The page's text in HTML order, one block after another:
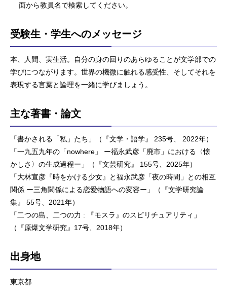
面から教員名で検索してください。
受験生・学生へのメッセージ
本、人間、実生活。自分の身の回りのあらゆることが文学部での
学びにつながります。世界の機微に触れる感受性、そしてそれを
表現する言葉と論理を一緒に学びましょう。
主な著書・論文
「書かされる「私」たち」（『文学・語学』 235号、 2022年）
「一九五九年の「nowhere」 ー福永武彦「廃市」における〈懐
かしさ〉の生成過程ー」（『文芸研究』 155号、2025年）
「大林宣彦『時をかける少女』と福永武彦「夜の時間」との相互
関係 ー三角関係による恋愛物語への変容ー」（『文学研究論
集』 55号、2021年）
「二つの島、二つの力 : 『モスラ』のスピリチュアリティ」
（『原爆文学研究』17号、2018年）
出身地
東京都